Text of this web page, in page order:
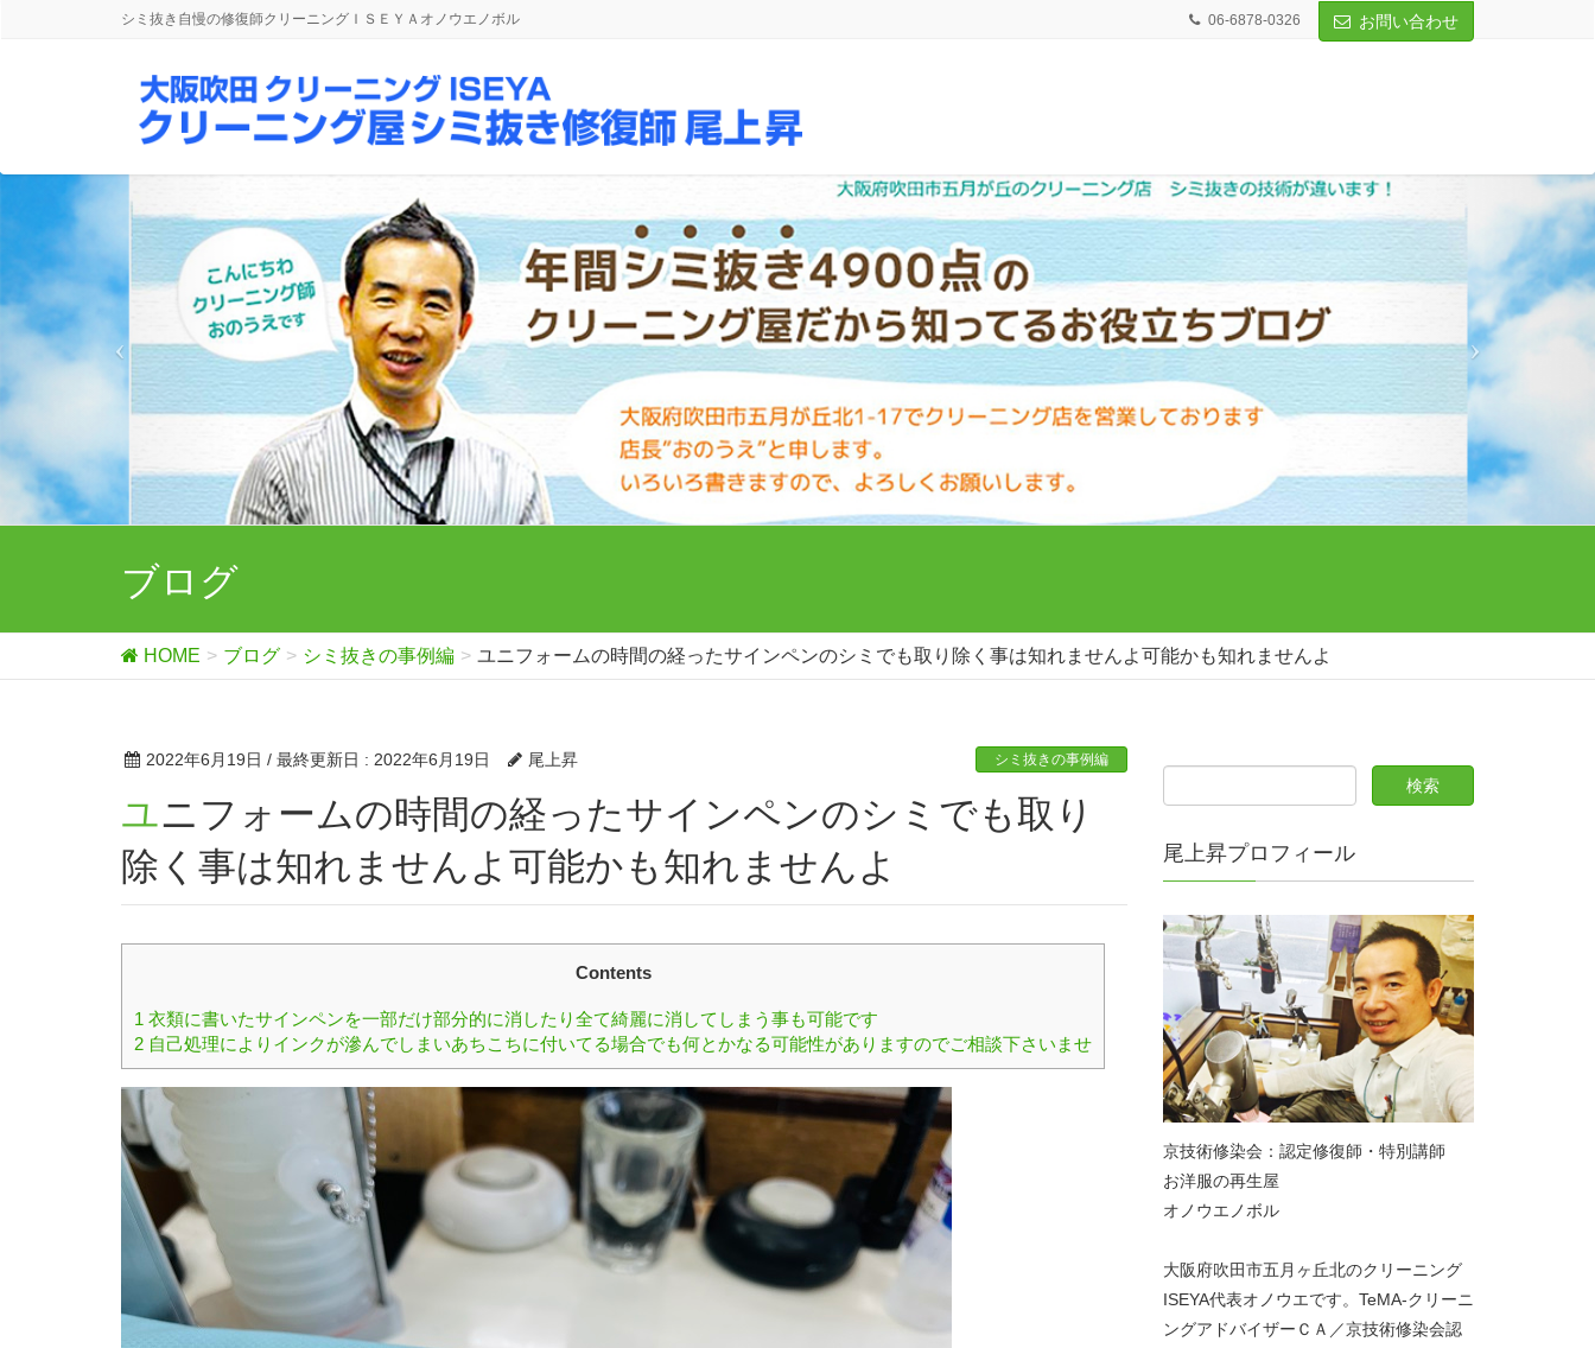
シミ抜き自慢の修復師クリーニングＩＳＥＹＡオノウエノボル 06-6878-0326 お問い合わせ
ブログ
HOME ブログ シミ抜きの事例編 ユニフォームの時間の経ったサインペンのシミでも取り除く事は知れませんよ可能かも知れませんよ
2022年6月19日 / 最終更新日 : 2022年6月19日 尾上昇 シミ抜きの事例編
ユニフォームの時間の経ったサインペンのシミでも取り
除く事は知れませんよ可能かも知れませんよ
Contents
1 衣類に書いたサインペンを一部だけ部分的に消したり全て綺麗に消してしまう事も可能です
2 自己処理によりインクが滲んでしまいあちこちに付いてる場合でも何とかなる可能性がありますのでご相談下さいませ
尾上昇プロフィール
京技術修染会：認定修復師・特別講師
お洋服の再生屋
オノウエノボル
大阪府吹田市五月ヶ丘北のクリーニング
ISEYA代表オノウエです。TeMA-クリーニ
ングアドバイザーＣＡ／京技術修染会認